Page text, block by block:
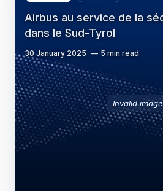
Invalid image
Airbus au service de la
dans le Sud-Tyrol
30 January 2025 5 min read